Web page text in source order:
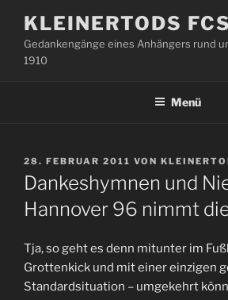
Inhalt
springen
KLEINERTODS
Gedankengänge eines Anhängers rund
1910
Menü
VERÖFFENTLICHT
AM
28. FEBRUAR 2011 VON
Dankeshymnen und
Hannover 96 nimmt
Tja, so geht es denn mitunter im
Grottenkick und mit einer einzigen
Standardsituation – umgekehrt